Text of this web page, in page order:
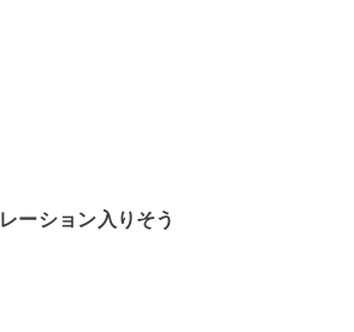
ーション入りそう